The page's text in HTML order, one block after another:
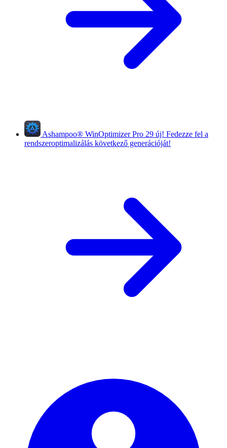
Ashampoo® WinOptimizer Pro 29 új! Fedezze fel a
rendszeroptimalizálás következő generációját!